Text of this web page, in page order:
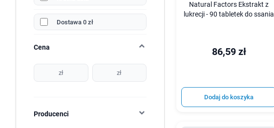
Dostawa 0 zł
Cena
zł zł
Producenci
Natural Factors Ekstrakt z
lukrecji - 90 tabletek do ssania
86,59 zł
Dodaj do koszyka